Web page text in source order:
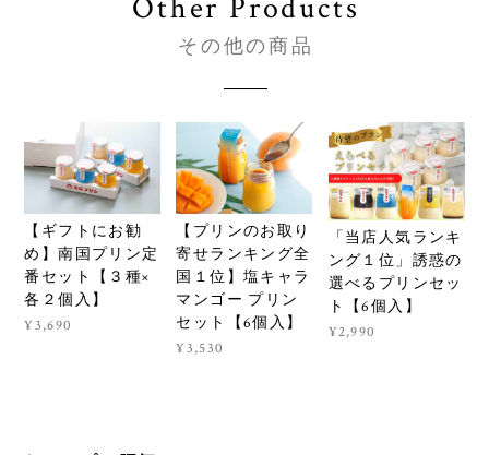
Other Products
その他の商品
【ギフトにお勧
め】南国プリン定
番セット【３種×
各２個入】
¥3,690
【プリンのお取り
寄せランキング全
国１位】塩キャラ
マンゴー プリン
セット【6個入】
¥3,530
「当店人気ランキ
ング１位」誘惑の
選べるプリンセッ
ト【6個入】
¥2,990